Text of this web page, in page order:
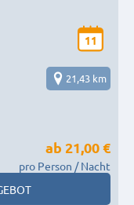
11
21,43 km
ab 21,00 €
pro Person / Nacht